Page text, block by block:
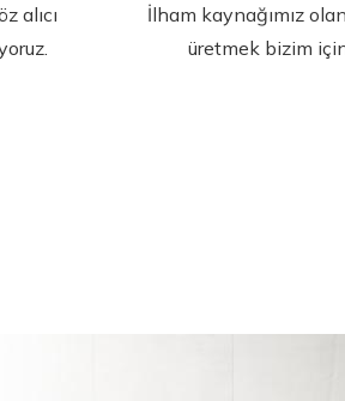
alıcı
İlham kaynağımız
üretmek bizim